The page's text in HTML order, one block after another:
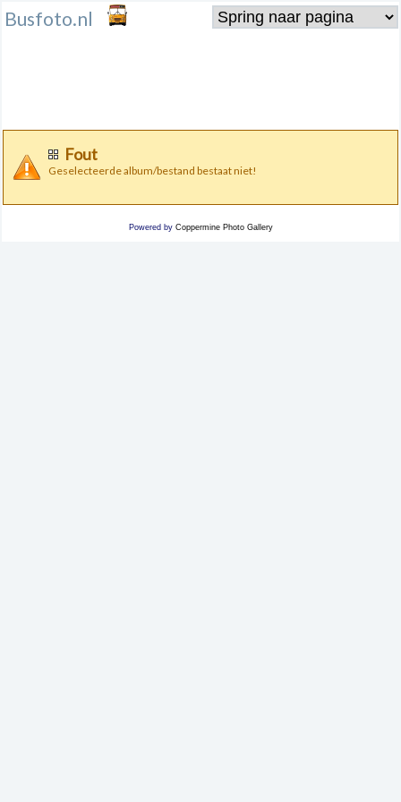
Busfoto.nl
Fout
Geselecteerde album/bestand bestaat niet!
Powered by Coppermine Photo Gallery